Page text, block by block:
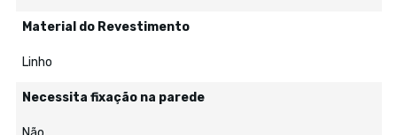
Material do Revestimento
Linho
Necessita fixação na parede